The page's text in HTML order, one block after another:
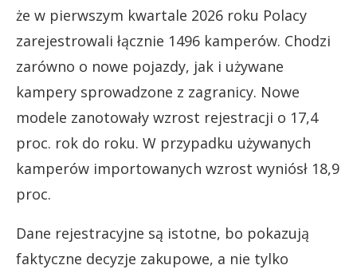
że w pierwszym kwartale 2026 roku Polacy
zarejestrowali łącznie 1496 kamperów. Chodzi
zarówno o nowe pojazdy, jak i używane
kampery sprowadzone z zagranicy. Nowe
modele zanotowały wzrost rejestracji o 17,4
proc. rok do roku. W przypadku używanych
kamperów importowanych wzrost wyniósł 18,9
proc.
Dane rejestracyjne są istotne, bo pokazują
faktyczne decyzje zakupowe, a nie tylko